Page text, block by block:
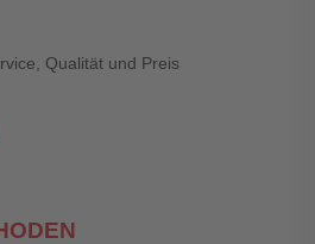
Qualität und Preis